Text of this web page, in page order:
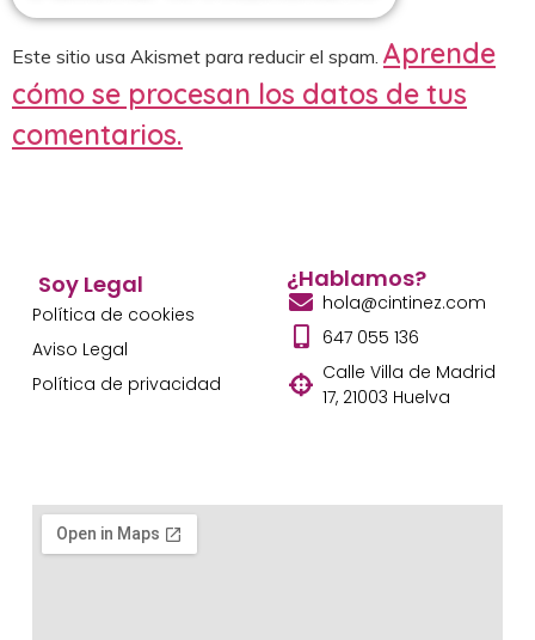
Este sitio usa Akismet para reducir el spam. Aprende
cómo se procesan los datos de tus
comentarios.
Soy Legal
Política de cookies
Aviso Legal
Política de privacidad
¿Hablamos?
hola@cintinez.com
647 055 136
Calle Villa de Madrid
17, 21003 Huelva